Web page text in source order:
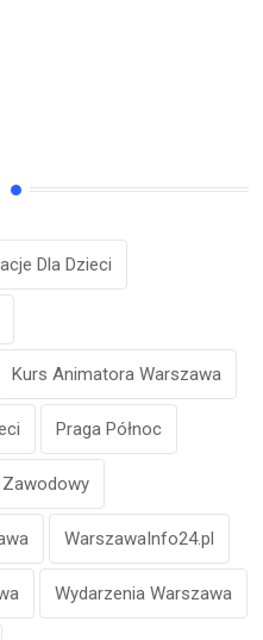
Dla Dzieci
Kurs Animatora Warszawa
Praga Północ
WarszawaInfo24.pl
Wydarzenia Warszawa